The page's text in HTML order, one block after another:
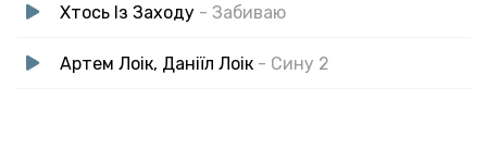
Хтось Із Заходу - Забиваю
Артем Лоік, Даніїл Лоік - Сину 2